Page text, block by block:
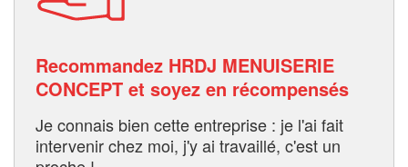
Recommandez HRDJ MENUISERIE
CONCEPT et soyez en récompensés
Je connais bien cette entreprise : je l'ai fait
intervenir chez moi, j'y ai travaillé, c'est un